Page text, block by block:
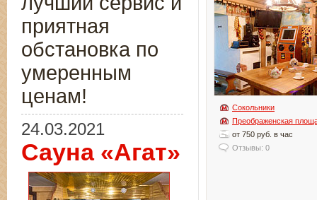
Сокольники
Преображенская
от 750 руб. в час
Отзывы: 0
приятная
обстановка по
умеренным
ценам!
24.03.2021
Сауна «Агат»